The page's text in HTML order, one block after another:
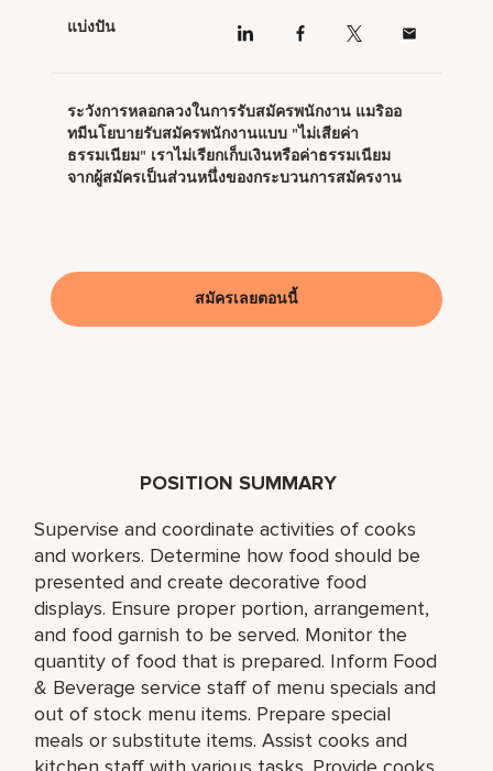
POSITION SUMMARY
Supervise and coordinate activities of cooks
and workers. Determine how food should be
presented and create decorative food
displays. Ensure proper portion, arrangement,
and food garnish to be served. Monitor the
quantity of food that is prepared. Inform Food
& Beverage service staff of menu specials and
out of stock menu items. Prepare special
meals or substitute items. Assist cooks and
kitchen staff with various tasks. Provide cooks
แบ่งปัน
ระวังการหลอกลวงในการรับสมัครพนักงาน แมริออ
ทมีนโยบายรับสมัครพนักงานแบบ "ไม่เสียค่า
ธรรมเนียม" เราไม่เรียกเก็บเงินหรือค่าธรรมเนียม
จากผู้สมัครเป็นส่วนหนึ่งของกระบวนการสมัครงาน
สมัครเลยตอนนี้